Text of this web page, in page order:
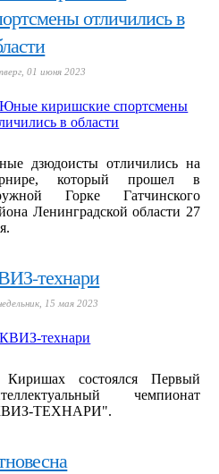
отличились в
01 июня 2023
дзюдоисты отличились на
который прошел в
Горке Гатчинского
Ленинградской области 27
технари
15 мая 2023
состоялся Первый
чемпионат
ТЕХНАРИ".